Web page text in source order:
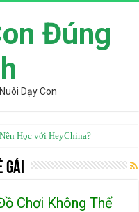
Đúng
Dạy Con
Học với HeyChina?
Gái
Chơi Không Thể